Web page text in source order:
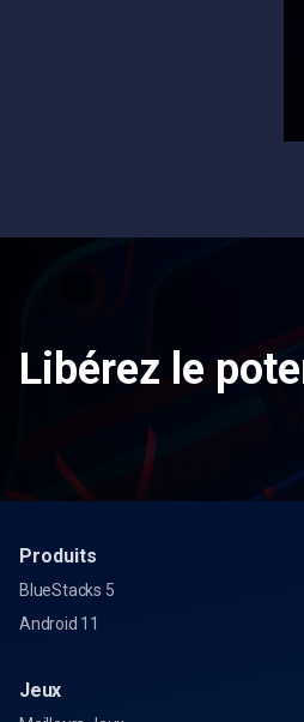
Libérez le
Produits
BlueStacks 5
Android 11
Jeux